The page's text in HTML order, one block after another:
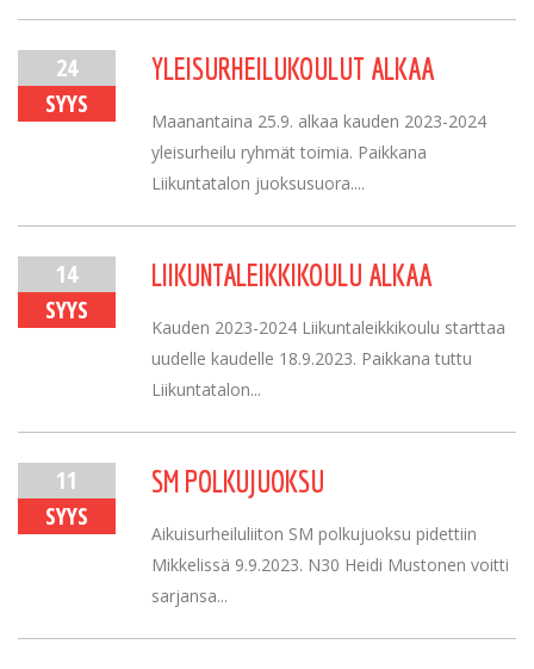
24
SYYS
YLEISURHEILUKOULUT ALKAA
Maanantaina 25.9. alkaa kauden 2023-2024
yleisurheilu ryhmät toimia. Paikkana
Liikuntatalon juoksusuora....
14
SYYS
LIIKUNTALEIKKIKOULU ALKAA
Kauden 2023-2024 Liikuntaleikkikoulu starttaa
uudelle kaudelle 18.9.2023. Paikkana tuttu
Liikuntatalon...
11
SYYS
SM POLKUJUOKSU
Aikuisurheiluliiton SM polkujuoksu pidettiin
Mikkelissä 9.9.2023. N30 Heidi Mustonen voitti
sarjansa...